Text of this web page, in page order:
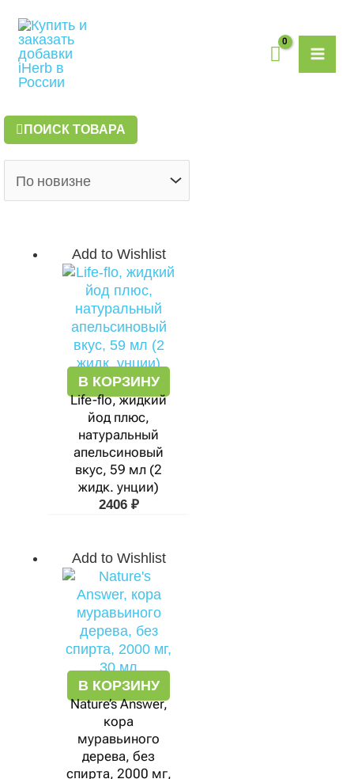
содержимому
ПОИСК ТОВАРА
Add to Wishlist
В КОРЗИНУ
Life-flo, жидкий
йод плюс,
натуральный
апельсиновый
вкус, 59 мл (2
жидк. унции)
2406 ₽
Add to Wishlist
В КОРЗИНУ
Nature’s Answer,
кора
муравьиного
дерева, без
спирта, 2000 мг,